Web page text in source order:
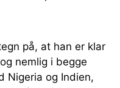
på, at han er klar
nemlig i begge
Nigeria og Indien,